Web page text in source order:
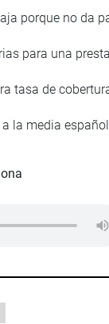
porque no da
para una
tasa de
la media